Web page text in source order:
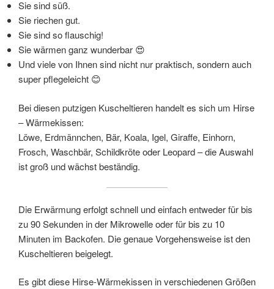
Sie sind süß.
Sie riechen gut.
Sie sind so flauschig!
Sie wärmen ganz wunderbar 😍
Und viele von Ihnen sind nicht nur praktisch, sondern auch
super pflegeleicht 😊
Bei diesen putzigen Kuscheltieren handelt es sich um Hirse
– Wärmekissen:
Löwe, Erdmännchen, Bär, Koala, Igel, Giraffe, Einhorn,
Frosch, Waschbär, Schildkröte oder Leopard – die Auswahl
ist groß und wächst beständig.
Die Erwärmung erfolgt schnell und einfach entweder für bis
zu 90 Sekunden in der Mikrowelle oder für bis zu 10
Minuten im Backofen. Die genaue Vorgehensweise ist den
Kuscheltieren beigelegt.
Es gibt diese Hirse-Wärmekissen in verschiedenen Größen